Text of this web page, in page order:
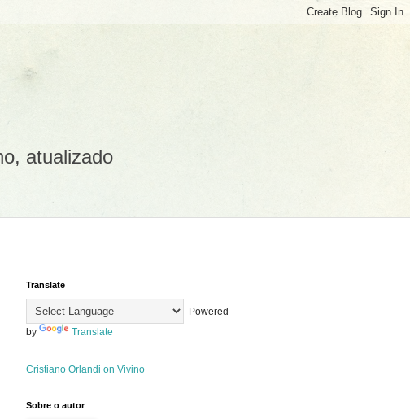
atualizado
Translate
Powered
by
Translate
Cristiano Orlandi on Vivino
Sobre o autor